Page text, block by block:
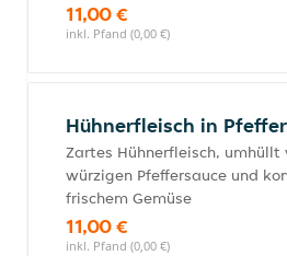
11,00 €
inkl. Pfand (0,00 €)
Hühnerfleisch in
Zartes Hühnerfleisch, umhüllt
würzigen Pfeffersauce und
frischem Gemüse
11,00 €
inkl. Pfand (0,00 €)